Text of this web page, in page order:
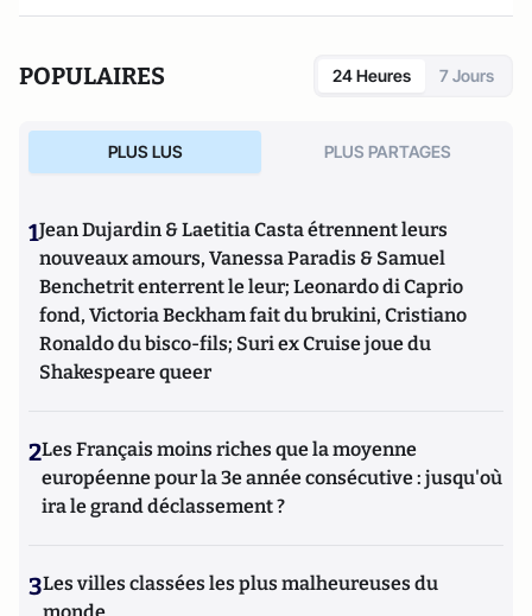
POPULAIRES 24 Heures 7 Jours
PLUS LUS PLUS PARTAGES
1Jean Dujardin & Laetitia Casta étrennent leurs
nouveaux amours, Vanessa Paradis & Samuel
Benchetrit enterrent le leur; Leonardo di Caprio
fond, Victoria Beckham fait du brukini, Cristiano
Ronaldo du bisco-fils; Suri ex Cruise joue du
Shakespeare queer
2Les Français moins riches que la moyenne
européenne pour la 3e année consécutive : jusqu'où
ira le grand déclassement ?
3Les villes classées les plus malheureuses du